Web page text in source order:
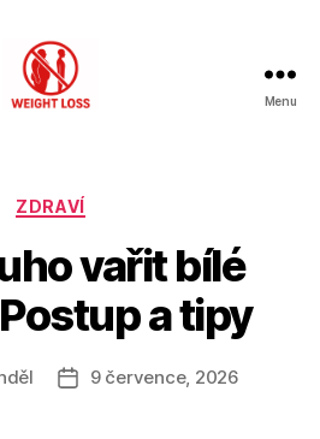
Menu
Rubriky
ZDRAVÍ
vařit bílé
a tipy
Datum
9 července, 2026